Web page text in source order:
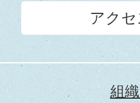
アクセ
組